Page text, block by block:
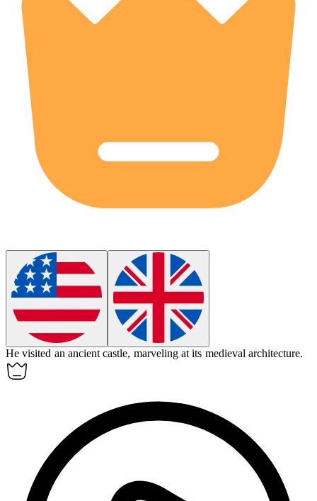
He visited an ancient castle, marveling at its medieval architecture.